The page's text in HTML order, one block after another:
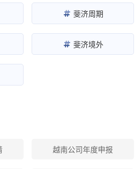
斐济周期
斐济境外
越南公司年度申报